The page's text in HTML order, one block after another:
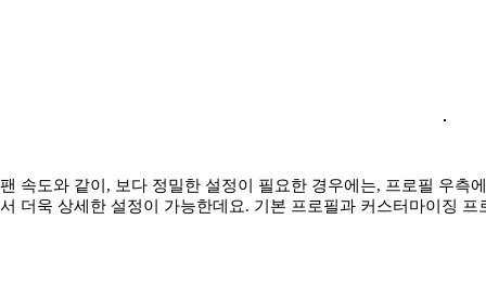
팬 속도와 같이, 보다 정밀한 설정이 필요한 경우에는, 프로필 우측
서 더욱 상세한 설정이 가능한데요. 기본 프로필과 커스터마이징